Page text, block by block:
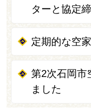
ターと協定
定期的な空
第2次石岡市
ました